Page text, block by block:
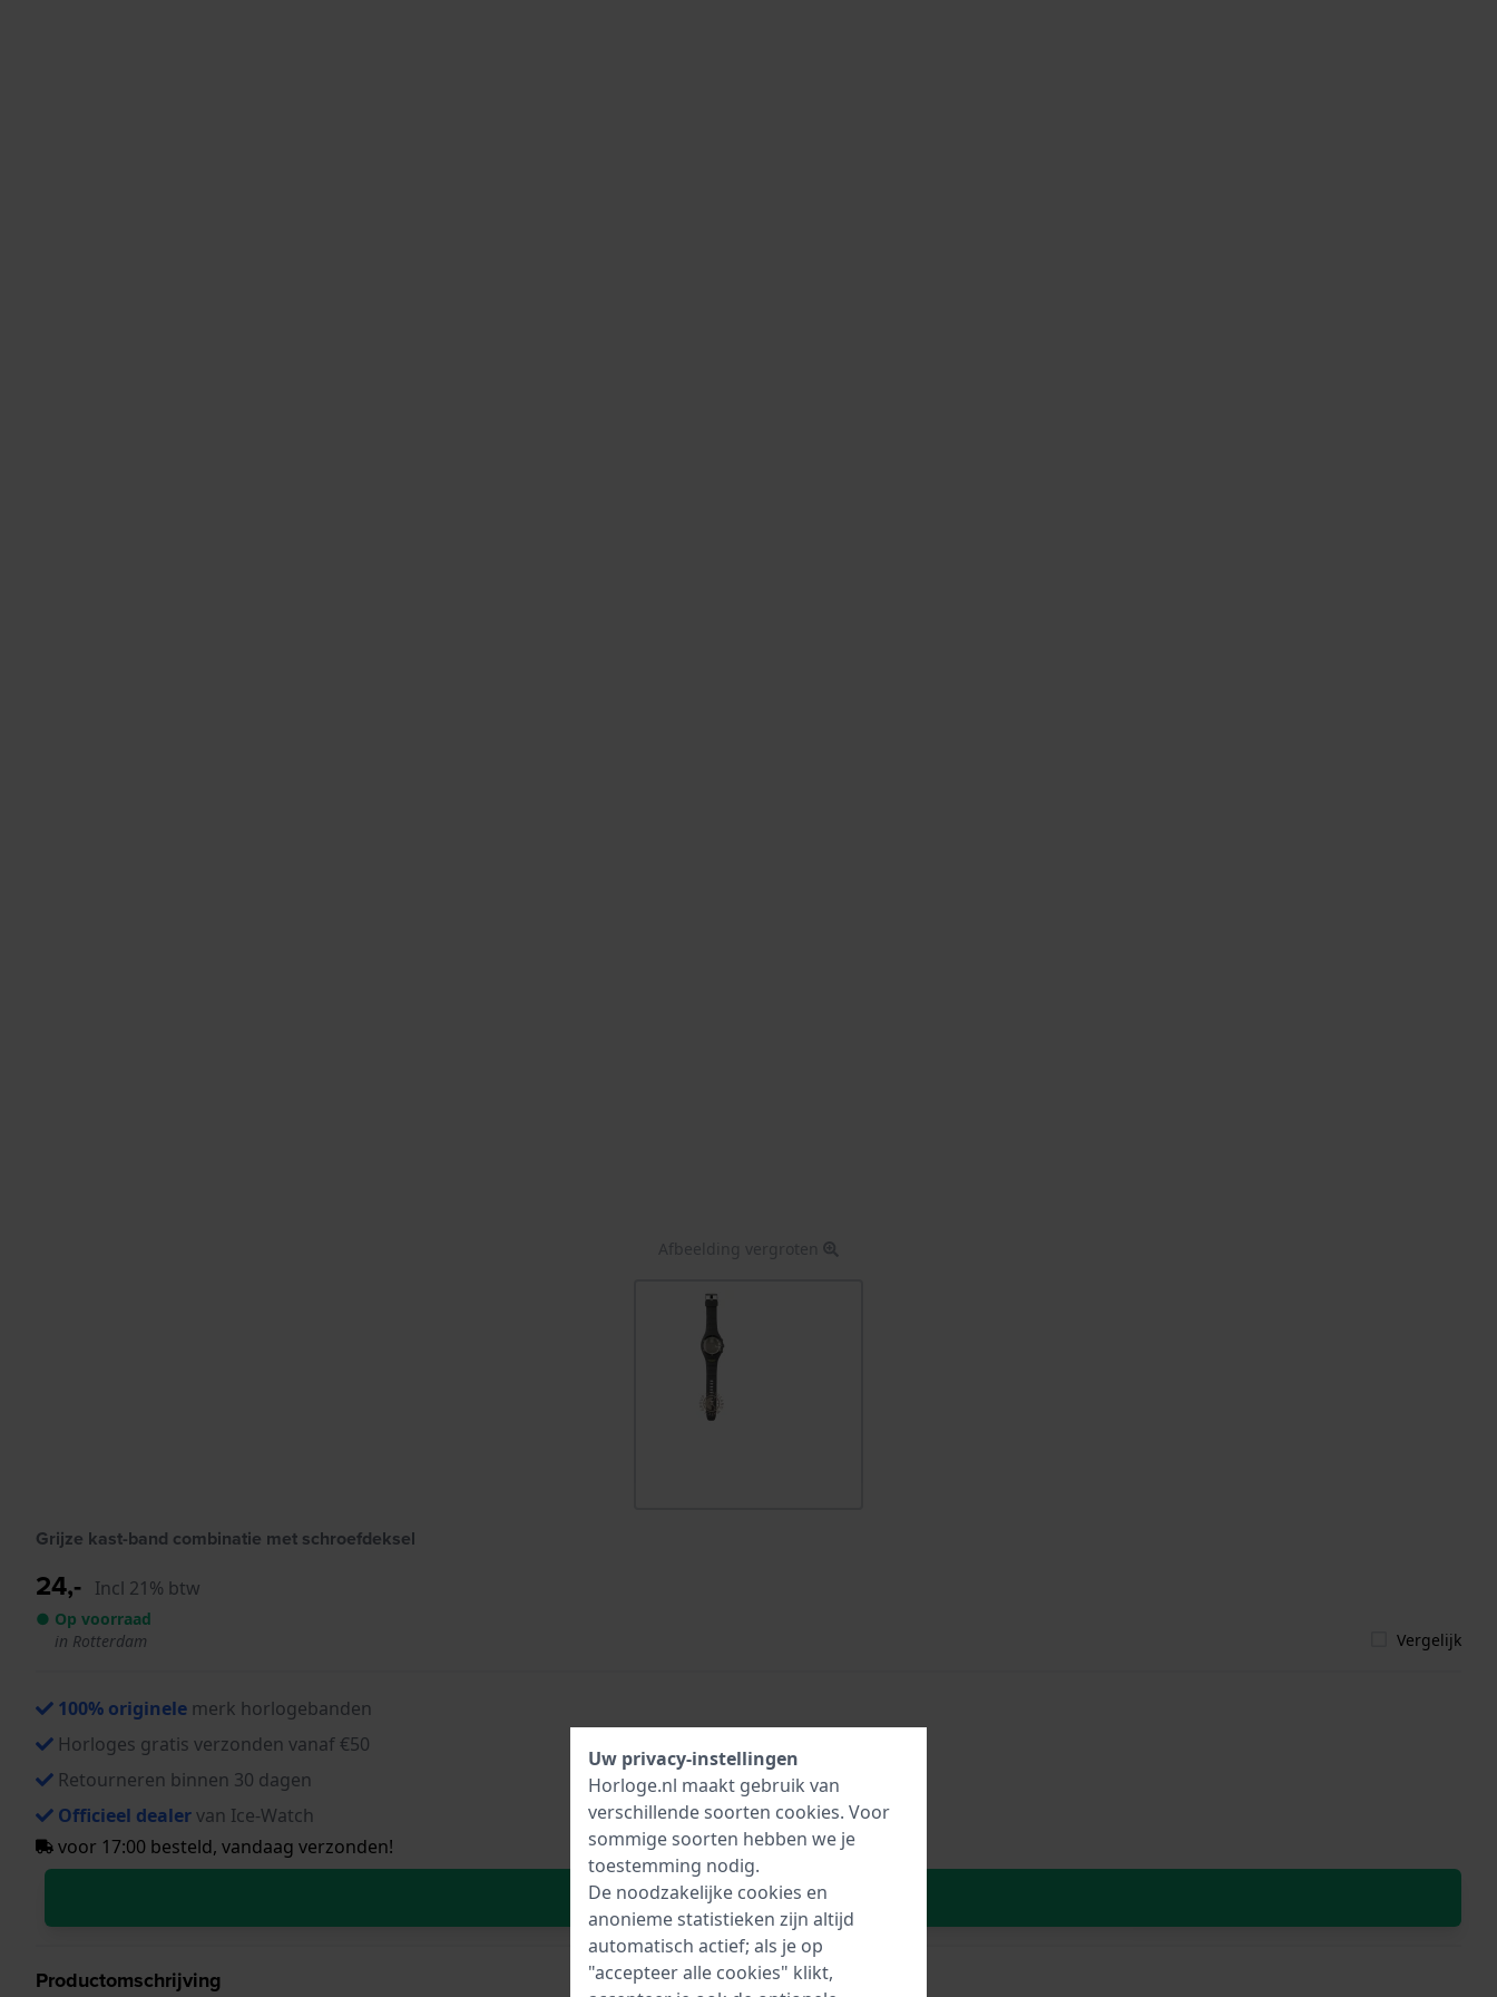
Afbeelding vergroten
Grijze kast-band combinatie met schroefdeksel
24,- Incl 21% btw
● Op voorraad
in Rotterdam
Vergelijk
100% originele merk horlogebanden
Horloges gratis verzonden vanaf €50
Retourneren binnen 30 dagen
Officieel dealervan Ice-Watch
voor 17:00 besteld, vandaag verzonden!
In Winkelwagen
Productomschrijving
Uw privacy-instellingen
Horloge.nl maakt gebruik van
verschillende soorten cookies. Voor
sommige soorten hebben we je
toestemming nodig.
De noodzakelijke cookies en
anonieme statistieken zijn altijd
automatisch actief; als je op
"accepteer alle cookies" klikt,